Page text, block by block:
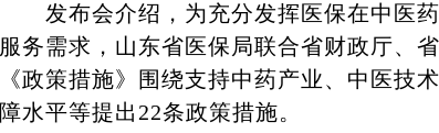
发布会介绍，为充分发挥医保在中医药
服务需求，山东省医保局联合省财政厅、
《政策措施》围绕支持中药产业、中医技
障水平等提出22条政策措施。